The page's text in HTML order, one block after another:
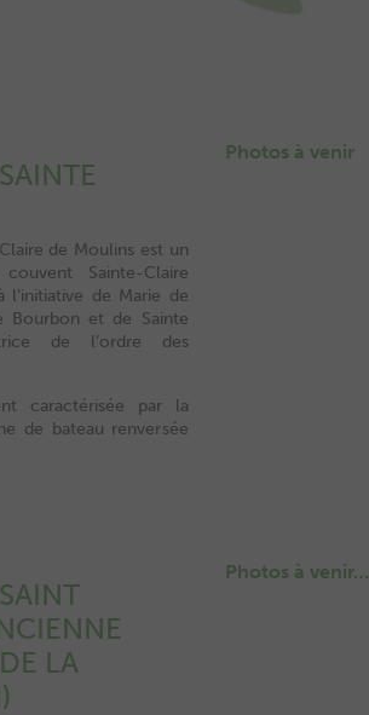
de Moulins est un
Sainte-Claire
l’initiative de Marie de
Bourbon et de Sainte
de l’ordre des
caractérisée par la
de bateau renversée
Photos à venir
LA
Photos à venir…